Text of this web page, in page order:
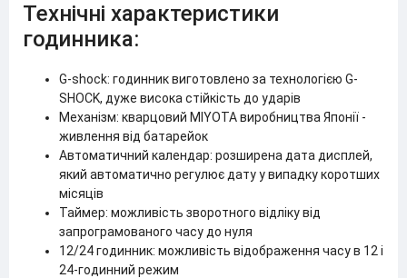
Технічні характеристики
годинника:
G-shock: годинник виготовлено за технологією G-
SHOCK, дуже висока стійкість до ударів
Механізм: кварцовий MIYOTA виробництва Японії -
живлення від батарейок
Автоматичний календар: розширена дата дисплей,
який автоматично регулює дату у випадку коротших
місяців
Таймер: можливість зворотного відліку від
запрограмованого часу до нуля
12/24 годинник: можливість відображення часу в 12 і
24-годинний режим